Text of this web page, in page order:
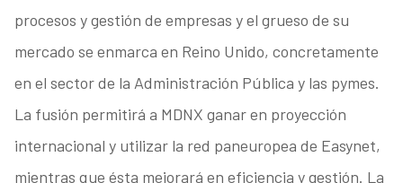
procesos y gestión de empresas y el grueso de su
mercado se enmarca en Reino Unido, concretamente
en el sector de la Administración Pública y las pymes.
La fusión permitirá a MDNX ganar en proyección
internacional y utilizar la red paneuropea de Easynet,
mientras que ésta mejorará en eficiencia y gestión. La